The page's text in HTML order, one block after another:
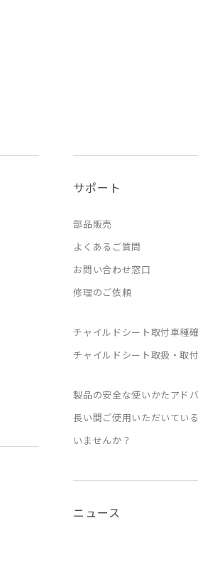
サポート
部品販売
よくあるご質問
お問い合わせ窓口
修理のご依頼
チャイルドシート取付車種
チャイルドシート取扱・取
製品の安全な使いかたアド
長い間ご使用いただいてい
いませんか？
ニュース